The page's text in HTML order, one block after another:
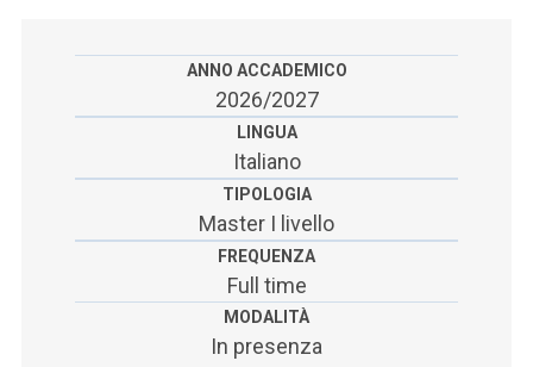
ANNO ACCADEMICO
2026/2027
LINGUA
Italiano
TIPOLOGIA
Master I livello
FREQUENZA
Full time
MODALITÀ
In presenza